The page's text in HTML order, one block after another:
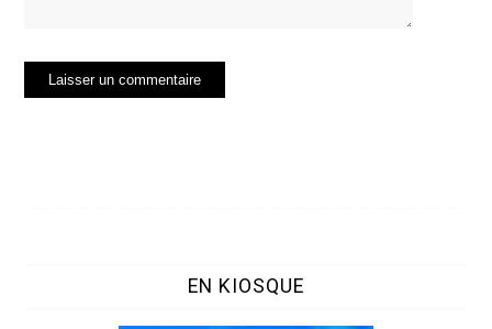
EN KIOSQUE